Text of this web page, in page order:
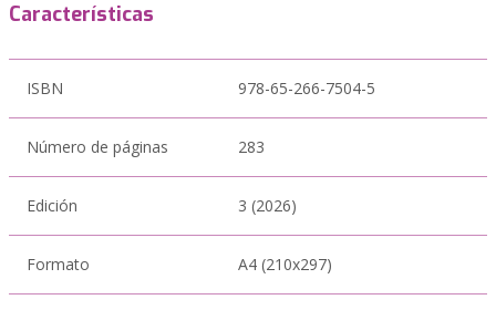
Características
ISBN 978-65-266-7504-5
Número de páginas 283
Edición 3 (2026)
Formato A4 (210x297)